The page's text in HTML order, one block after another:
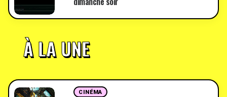
À LA UNE
CINÉMA